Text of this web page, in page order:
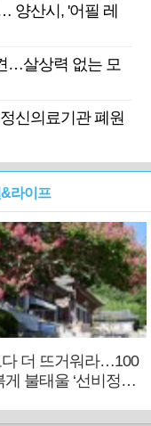
양산시, '어필 레
…살상력 없는 모
신의료기관 폐원
라이프
더 뜨거워라…100
불태울 ‘선비정신’